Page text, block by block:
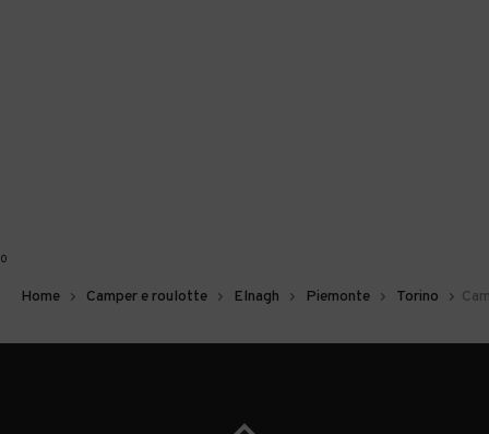
0
Home Camper e roulotte Elnagh Piemonte Torino